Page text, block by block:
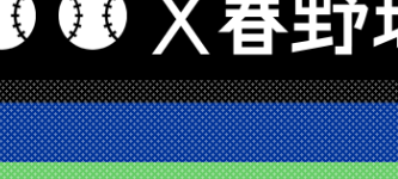
佑が初めて明かした日本代表監督に...
晋 #三山凌輝 #高市早苗 #後藤真希 #森
一郎
#亀和田武